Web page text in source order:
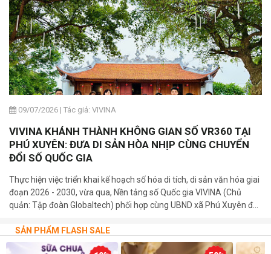
09/07/2026 | Tác giả: VIVINA
VIVINA KHÁNH THÀNH KHÔNG GIAN SỐ VR360 TẠI
PHÚ XUYÊN: ĐƯA DI SẢN HÒA NHỊP CÙNG CHUYỂN
ĐỔI SỐ QUỐC GIA
Thực hiện việc triển khai kế hoạch số hóa di tích, di sản văn hóa giai
đoạn 2026 - 2030, vừa qua, Nền tảng số Quốc gia VIVINA (Chủ
quản: Tập đoàn Globaltech) phối hợp cùng UBND xã Phú Xuyên đã
hóa tại các di tích cấp Quốc gia trên địa bàn xã.
SẢN PHẨM FLASH SALE